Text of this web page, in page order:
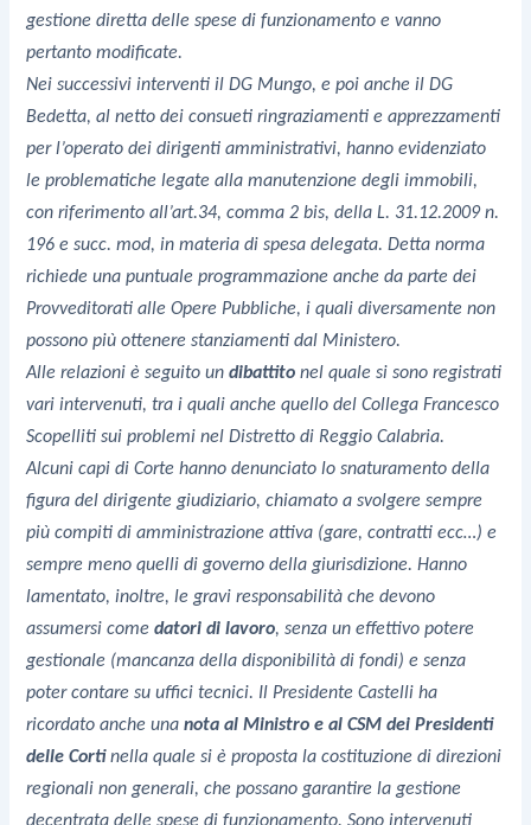
gestione diretta delle spese di funzionamento e vanno
pertanto modificate.
Nei successivi interventi il DG Mungo, e poi anche il DG
Bedetta, al netto dei consueti ringraziamenti e apprezzamenti
per l’operato dei dirigenti amministrativi, hanno evidenziato
le problematiche legate alla manutenzione degli immobili,
con riferimento all’art.34, comma 2 bis, della L. 31.12.2009 n.
196 e succ. mod, in materia di spesa delegata. Detta norma
richiede una puntuale programmazione anche da parte dei
Provveditorati alle Opere Pubbliche, i quali diversamente non
possono più ottenere stanziamenti dal Ministero.
Alle relazioni è seguito undibattito nel quale si sono registrati
vari intervenuti, tra i quali anche quello del Collega Francesco
Scopelliti sui problemi nel Distretto di Reggio Calabria.
Alcuni capi di Corte hanno denunciato lo snaturamento della
figura del dirigente giudiziario, chiamato a svolgere sempre
più compiti di amministrazione attiva (gare, contratti ecc…) e
sempre meno quelli di governo della giurisdizione. Hanno
lamentato, inoltre, le gravi responsabilità che devono
assumersi comedatori di lavoro, senza un effettivo potere
gestionale (mancanza della disponibilità di fondi) e senza
poter contare su uffici tecnici. Il Presidente Castelli ha
ricordato anche unanota al Ministro e al CSM dei Presidenti
delle Cortinella quale si è proposta la costituzione di direzioni
regionali non generali, che possano garantire la gestione
decentrata delle spese di funzionamento. Sono intervenuti